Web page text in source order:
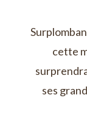
cette
ses